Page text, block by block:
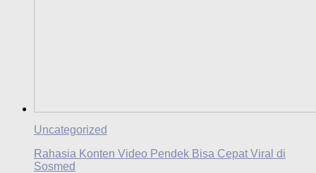
Uncategorized
Rahasia Konten Video Pendek Bisa Cepat Viral di
Sosmed